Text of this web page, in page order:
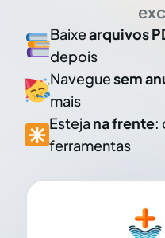
Baixearquivos
depois
Naveguesem
mais
Esteja na frente:
ferramentas